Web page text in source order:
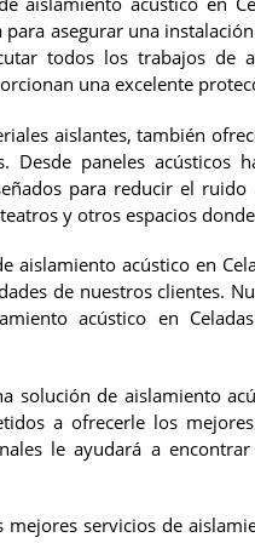
para asegurar una
todos los trabajos de
una excelente
aislantes, también
Desde paneles acústicos
para reducir el
y otros espacios
aislamiento acústico en
de nuestros clientes.
acústico en
solución de aislamiento
a ofrecerle los
le ayudará a
mejores servicios de